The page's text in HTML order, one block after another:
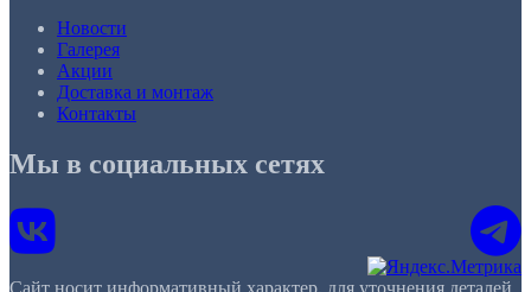
Новости
Галерея
Акции
Доставка и монтаж
Контакты
Мы в социальных сетях
Сайт носит информативный характер, для уточнения деталей